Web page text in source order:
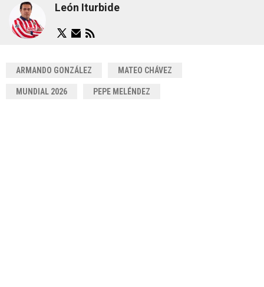
León Iturbide
ARMANDO GONZÁLEZ MATEO CHÁVEZ
MUNDIAL 2026 PEPE MELÉNDEZ